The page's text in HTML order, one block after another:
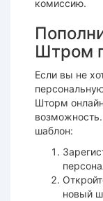
комиссию.
Штром
Если вы не
Шторм
шаблон:
новый